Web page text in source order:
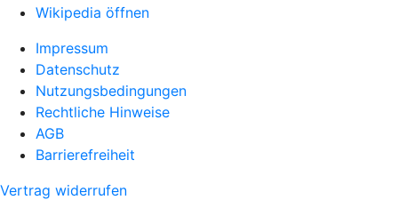
Wikipedia öffnen
Impressum
Datenschutz
Nutzungsbedingungen
Rechtliche Hinweise
AGB
Barrierefreiheit
Vertrag widerrufen